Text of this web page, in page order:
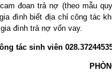
đoan trả nợ (theo mẫu
đình biết địa chỉ công tác
đình trả nợ vốn vay.
tác sinh viên 028.37244535